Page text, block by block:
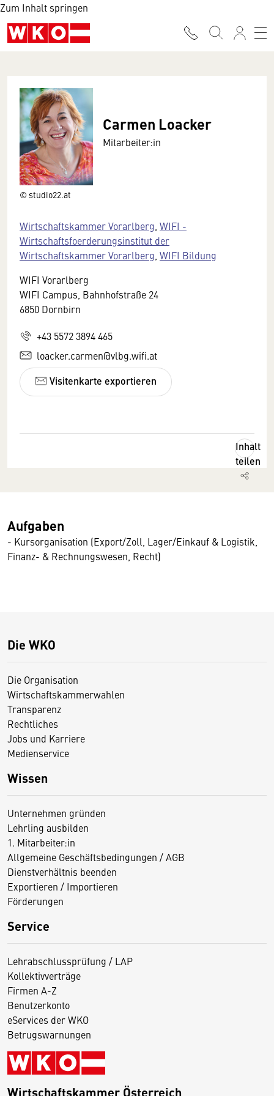
Zum Inhalt springen
© studio22.at
Carmen Loacker
Mitarbeiter:in
Wirtschaftskammer Vorarlberg WIFI -
Wirtschaftsfoerderungsinstitut der
Wirtschaftskammer Vorarlberg WIFI Bildung
WIFI Vorarlberg
WIFI Campus, Bahnhofstraße 24
6850 Dornbirn
+43 5572 3894 465
loacker.carmen@vlbg.wifi.at
Visitenkarte exportieren
Inhalt
teilen
Aufgaben
- Kursorganisation (Export/Zoll, Lager/Einkauf & Logistik,
Finanz- & Rechnungswesen, Recht)
Die WKO
Die Organisation
Wirtschaftskammerwahlen
Transparenz
Rechtliches
Jobs und Karriere
Medienservice
Wissen
Unternehmen gründen
Lehrling ausbilden
1. Mitarbeiter:in
Allgemeine Geschäftsbedingungen / AGB
Dienstverhältnis beenden
Exportieren / Importieren
Förderungen
Service
Lehrabschlussprüfung / LAP
Kollektivverträge
Firmen A-Z
Benutzerkonto
eServices der WKO
Betrugswarnungen
Wirtschaftskammer Österreich